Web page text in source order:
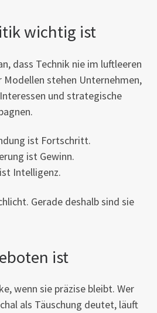
wichtig ist
dass Technik nie im luftleeren
stehen Unternehmen,
und strategische
ist Fortschritt.
ist Gewinn.
Intelligenz.
Gerade deshalb sind sie
ist
wenn sie präzise bleibt. Wer
als Täuschung deutet, läuft